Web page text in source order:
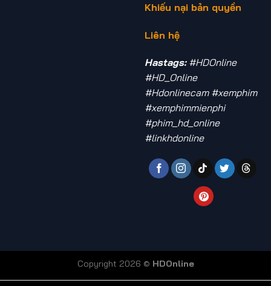
Khiếu nại bản quyền
Liên hệ
Hastags:#HDOnline
#HD_Online
#Hdonlinecam #xemphim
#xemphimmienphi
#phim_hd_online
#linkhdonline
Copyright 2026 © HDOnline